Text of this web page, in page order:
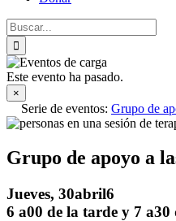
Buscar:
Este evento ha pasado.
×
Serie de eventos: Grupo de
Grupo de apoyo a
Jueves, 30abril6
6 a00 de la tarde y 7 a30